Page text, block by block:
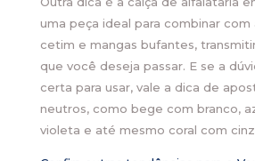
uma peça ideal para combinar com
cetim e mangas bufantes,
que você deseja passar. E se a
certa para usar, vale a dica de
neutros, como bege com branco,
violeta e até mesmo coral com